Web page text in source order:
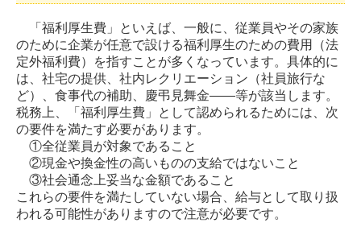
「福利厚生費」といえば、一般に、従業員やその家族
のために企業が任意で設ける福利厚生のための費用（法
定外福利費）を指すことが多くなっています。具体的に
は、社宅の提供、社内レクリエーション（社員旅行な
ど）、食事代の補助、慶弔見舞金――等が該当します。
税務上、「福利厚生費」として認められるためには、次
の要件を満たす必要があります。
①全従業員が対象であること
②現金や換金性の高いものの支給ではないこと
③社会通念上妥当な金額であること
これらの要件を満たしていない場合、給与として取り扱
われる可能性がありますので注意が必要です。